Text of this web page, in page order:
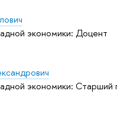
экономики: Доцент
экономики: Старший